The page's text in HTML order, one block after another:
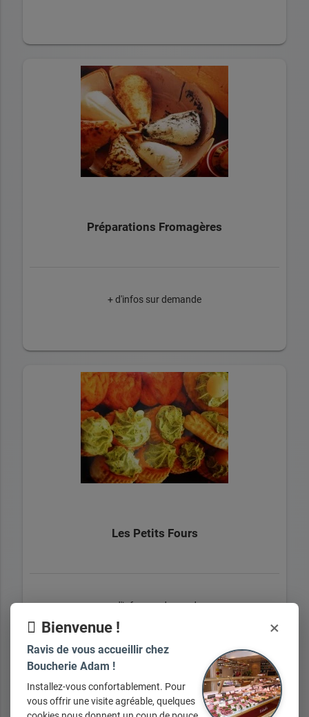
Préparations Fromagères
+ d'infos sur demande
Les Petits Fours
+ d'infos sur demande
Tous nos produits
Bienvenue ! ×
Ravis de vous accueillir chez
Boucherie Adam !
Installez-vous confortablement. Pour
vous offrir une visite agréable, quelques